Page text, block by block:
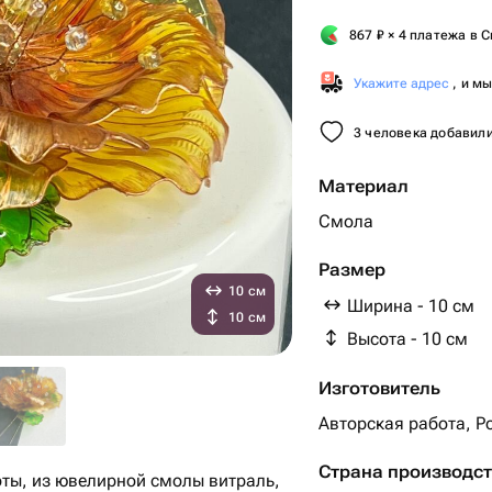
867 ₽ × 4 платежа в
Укажите адрес , и мы
3 человека
Материал
Смола
Размер
Ширина - 10 см
Высота - 10 см
Изготовитель
Авторская работа,
Страна
10 см
10 см
из ювелирной смолы витраль,